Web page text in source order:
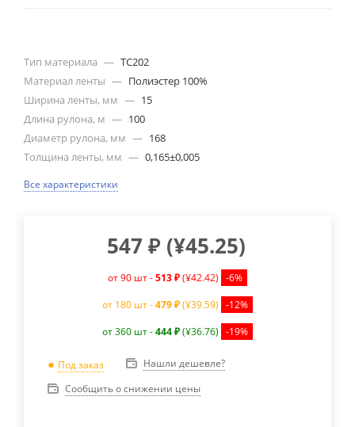
Тип материала — TC202
Материал ленты — Полиэстер 100%
Ширина ленты, мм — 15
Длина рулона, м — 100
Диаметр рулона, мм — 168
Толщина ленты, мм — 0,165±0,005
Все характеристики
547 ₽ (¥45.25)
от 90 шт -513 ₽(¥42.42) -6%
от 180 шт -479 ₽(¥39.59) -12%
от 360 шт -444 ₽(¥36.76) -19%
Под заказ
Нашли дешевле?
Сообщить о снижении цены